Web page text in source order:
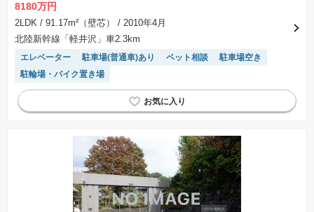
8180万円
2LDK / 91.17m²（壁芯）
/ 2010年4月
北陸新幹線「軽井沢」車2.3km
エレベーター 駐車場(普通車)あり ペット相談
駐車場空き
駐輪場・バイク置き場